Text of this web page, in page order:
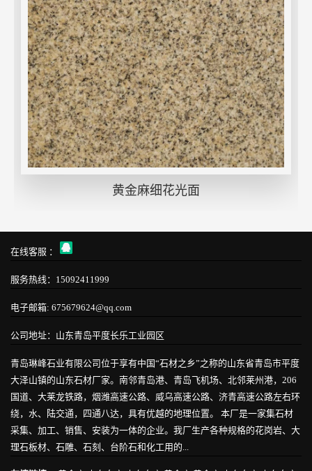
黄金麻细花光面
在线客服 ：
服务热线：15092411999
电子邮箱: 675679624@qq.com
公司地址：山东青岛平度长乐工业园区
青岛琳峰石业有限公司位于享有中国“石材之乡”之称的山东省青岛市平度
大泽山镇的山东石材厂家。南邻青岛港、青岛飞机场、北邻莱州港，206
国道、大莱龙铁路，烟潍高速公路、威乌高速公路、济青高速公路左右环
绕，水、陆交通，四通八达，具有优越的地理位置。 本厂是一家集石材
采集、加工、销售、安装为一体的企业。我厂生产各种规格的花岗岩、大
理石板材、石雕、石刻、台阶石和化工用的...